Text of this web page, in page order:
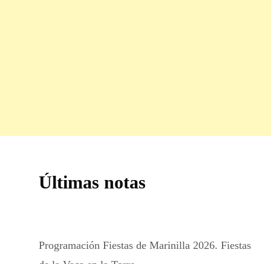
Últimas notas
Programación Fiestas de Marinilla 2026. Fiestas